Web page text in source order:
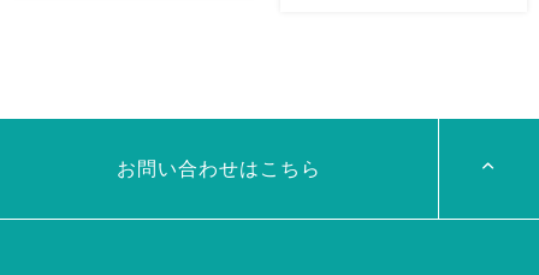
21:30 Dance Ashraqat 新宿ゴ
歌舞伎町1-1-5 パ […]
みなさん遊びにきてくださいね
11/4（日）午後15時〜 場所：
お問い合わせはこちら